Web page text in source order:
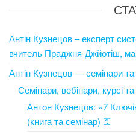
Антін Кузнецов – експерт
вчитель Праджня-Джйотіш,
Антін Кузнецов — семінари та
Семінари, вебінари, курсі
Антон Кузнецов: «7
(книга та семінар) ⚿